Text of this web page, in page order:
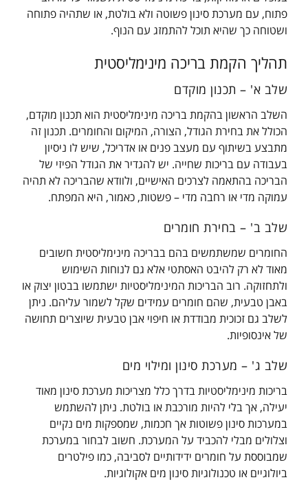
פתוח, עם מערכת סינון פשוטה ולא בולטת, או שתהיה פתוחה
ושטוחה כך שהיא תוכל להתמזג עם הנוף.
תהליך הקמת בריכה מינימליסטית
שלב א' – תכנון מוקדם
השלב הראשון בהקמת בריכה מינימליסטית הוא תכנון מוקדם,
הכולל את בחירת הגודל, הצורה, המיקום והחומרים. תכנון זה
מתבצע בשיתוף עם מעצב פנים או אדריכל, שיש לו ניסיון
בעבודה עם בריכות שחייה. יש להגדיר את הגודל הפיזי של
הבריכה בהתאמה לצרכים האישיים, ולוודא שהבריכה לא תהיה
עמוקה מדי או רחבה מדי – פשטות, כאמור, היא המפתח.
שלב ב' – בחירת חומרים
החומרים שמשתמשים בהם בבריכה מינימליסטית חשובים
מאוד לא רק להיבט האסתטי אלא גם לנוחות השימוש
ולתחזוקה. רוב הבריכות המינימליסטיות ישתמשו בבטון יצוק או
באבן טבעית, שהם חומרים עמידים שקל לשמור עליהם. ניתן
לשלב גם זכוכית מבודדת או חיפוי אבן טבעית שיוצרים תחושה
של אינסופיות.
שלב ג' – מערכת סינון ומילוי מים
בריכות מינימליסטיות בדרך כלל מצריכות מערכת סינון מאוד
יעילה, אך בלי להיות מורכבת או בולטת. ניתן להשתמש
במערכות סינון פשוטות אך חכמות, שמספקות מים נקיים
וצלולים מבלי להכביד על המערכת. חשוב לבחור במערכת
שמבוססת על חומרים ידידותיים לסביבה, כמו פילטרים
ביולוגיים או טכנולוגיות סינון מים אקולוגיות.